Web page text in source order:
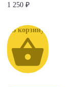
1 250 ₽